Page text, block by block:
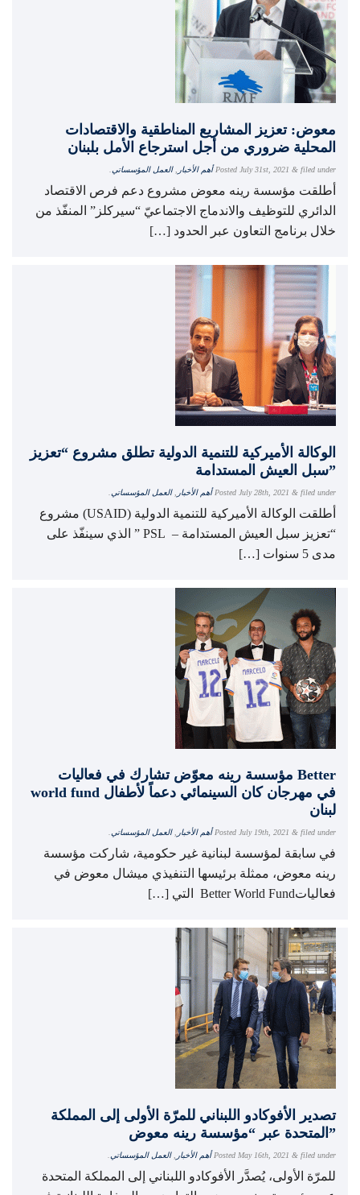
معوض: تعزيز المشاريع المناطقية والاقتصادات
المحلية ضروري من أجل استرجاع الأمل بلبنان
Posted July 31st, 2021 & filed under أهم الأخبار ,العمل المؤسساتي
أطلقت مؤسسة رينه معوض مشروع دعم فرص الاقتصاد
الدائري للتوظيف والاندماج الاجتماعيّ “سیرکلز” المنفّذ من
خلال برنامج التعاون عبر الحدود […]
الوكالة الأميركية للتنمية الدولية تطلق مشروع “تعزيز
سبل العيش المستدامة”
Posted July 28th, 2021 & filed under أهم الأخبار ,العمل المؤسساتي
أطلقت الوكالة الأميركية للتنمية الدولية (USAID) مشروع
“تعزيز سبل العيش المستدامة – PSL ” الذي سينفّذ على
مدى 5 سنوات […]
مؤسسة رينه معوّض تشارك في فعاليات Better
world fund في مهرجان كان السينمائي دعماً لأطفال
لبنان
Posted July 19th, 2021 & filed under أهم الأخبار ,العمل المؤسساتي.
في سابقة لمؤسسة لبنانية غير حكومية، شاركت مؤسسة
رينه معوض، ممثلة برئيسها التنفيذي ميشال معوض في
فعالياتBetter World Fund التي […]
تصدير الأفوكادو اللبناني للمرّة الأولى إلى المملكة
المتحدة عبر “مؤسسة رينه معوض”
Posted May 16th, 2021 & filed under أهم الأخبار ,العمل المؤسساتي
للمرّة الأولى، يُصدَّر الأفوكادو اللبناني إلى المملكة المتحدة